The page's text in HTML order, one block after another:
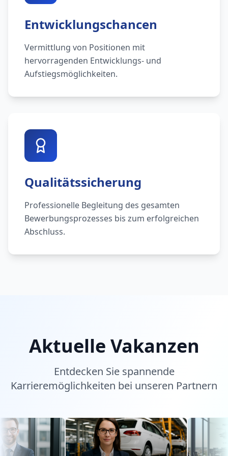
Entwicklungschancen
Vermittlung von Positionen mit
hervorragenden Entwicklungs- und
Aufstiegsmöglichkeiten.
Qualitätssicherung
Professionelle Begleitung des gesamten
Bewerbungsprozesses bis zum erfolgreichen
Abschluss.
Aktuelle Vakanzen
Entdecken Sie spannende
Karrieremöglichkeiten bei unseren Partnern